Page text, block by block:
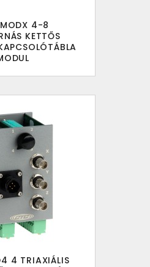
4-8
KETTŐS
4 TRIAXIÁLIS